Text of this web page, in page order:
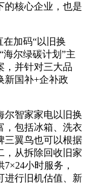
的核心企业，也是
在加码“以旧换
尔绿碳计划”主
，并针对三大品
新国补+企补政
尔智家家电以旧换
，包括冰箱、洗衣
三翼鸟也可以根据
，从拆除回收旧家
小时服务，
进行旧机估值、新